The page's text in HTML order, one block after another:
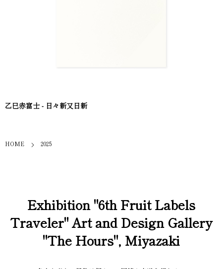
乙巳赤富士 - 日々新又日新
HOME 2025
Exhibition "6th Fruit Labels
Traveler" Art and Design Gallery
"The Hours", Miyazaki